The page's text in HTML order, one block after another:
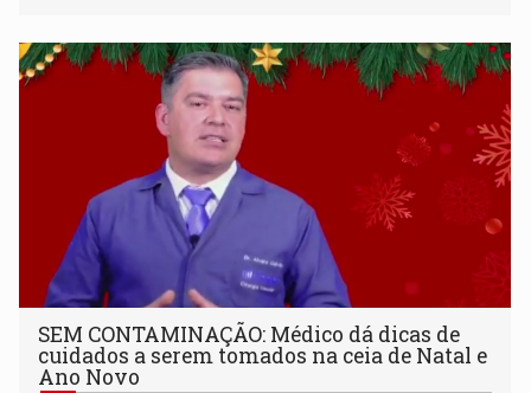
SEM CONTAMINAÇÃO: Médico dá dicas de
cuidados a serem tomados na ceia de Natal e
Ano Novo